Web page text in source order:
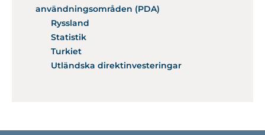
användningsområden (PDA)
Ryssland
Statistik
Turkiet
Utländska direktinvesteringar